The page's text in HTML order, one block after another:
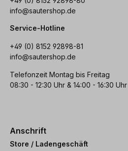
info@sautershop.de
Service-Hotline
+49 (0) 8152 92898-81
info@sautershop.de
Telefonzeit Montag bis Freitag
08:30 - 12:30 Uhr & 14:00 - 16:30 Uhr
Anschrift
Store / Ladengeschäft